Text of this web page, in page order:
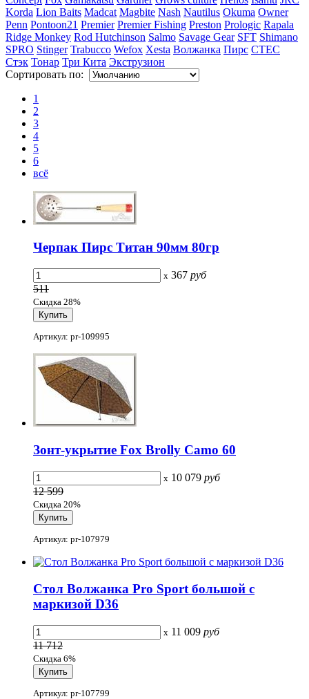
Korda Lion Baits Madcat Magbite Nash Nautilus Okuma Owner
Penn Pontoon21 Premier Premier Fishing Preston Prologic Rapala
Ridge Monkey Rod Hutchinson Salmo Savage Gear SFT Shimano
SPRO Stinger Trabucco Wefox Xesta Волжанка Пирс СТЕС
Стэк Тонар Три Кита Экструзион
Сортировать по:
1
2
3
4
5
6
всё
Черпак Пирс Титан 90мм 80гр
x 367 руб
511
Скидка 28%
Артикул: pr-109995
Зонт-укрытие Fox Brolly Camo 60
x 10 079 руб
12 599
Скидка 20%
Артикул: pr-107979
Стол Волжанка Pro Sport большой с
маркизой D36
x 11 009 руб
11 712
Скидка 6%
Артикул: pr-107799